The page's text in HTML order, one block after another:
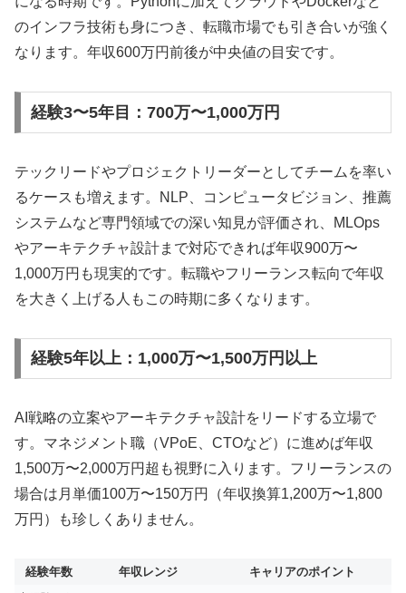
のインフラ技術も身につき、転職市場でも引き合いが強く
なります。年収600万円前後が中央値の目安です。
経験3〜5年目：700万〜1,000万円
テックリードやプロジェクトリーダーとしてチームを率い
るケースも増えます。NLP、コンピュータビジョン、推薦
システムなど専門領域での深い知見が評価され、MLOps
やアーキテクチャ設計まで対応できれば年収900万〜
1,000万円も現実的です。転職やフリーランス転向で年収
を大きく上げる人もこの時期に多くなります。
経験5年以上：1,000万〜1,500万円以上
AI戦略の立案やアーキテクチャ設計をリードする立場で
す。マネジメント職（VPoE、CTOなど）に進めば年収
1,500万〜2,000万円超も視野に入ります。フリーランスの
場合は月単価100万〜150万円（年収換算1,200万〜1,800
万円）も珍しくありません。
経験年数 年収レンジ
キャリアのポイント